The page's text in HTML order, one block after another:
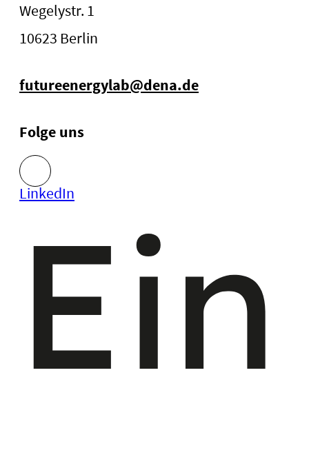
Wegelystr. 1
10623 Berlin
futureenergylab@dena.de
Folge uns
LinkedIn